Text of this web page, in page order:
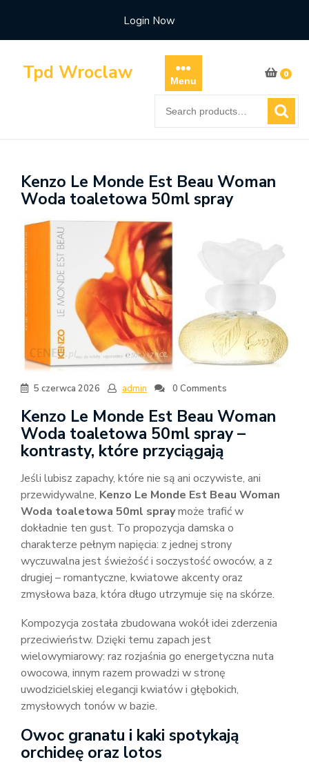
content
Login Now
Tpd Wroclaw Menu
0
for:
Kenzo Le Monde Est Beau Woman
Woda toaletowa 50ml spray
5 czerwca 2026 admin 0 Comments
Kenzo Le Monde Est Beau Woman
Woda toaletowa 50ml spray –
kontrasty, które przyciągają
Jeśli lubisz zapachy, które nie są ani oczywiste, ani
przewidywalne, Kenzo Le Monde Est Beau Woman
Woda toaletowa 50ml spraymoże trafić w
dokładnie ten gust. To propozycja damska o
charakterze pełnym napięcia: z jednej strony
wyczuwalna jest świeżość i soczystość owoców, a z
drugiej – romantyczne, kwiatowe akcenty oraz
zmysłowa baza, która długo utrzymuje się na skórze.
Kompozycja została zbudowana wokół idei zderzenia
przeciwieństw. Dzięki temu zapach jest
wielowymiarowy: raz rozjaśnia go energetyczna nuta
owocowa, innym razem prowadzi w stronę
uwodzicielskiej elegancji kwiatów i głębokich,
zmysłowych tonów w bazie.
Owoc granatu i kaki spotykają
orchideę oraz lotos